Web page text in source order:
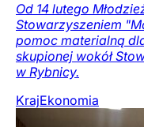
Od 14 lutego
Stowarzyszeniem
pomoc materialną
skupionej wokół
w Rybnicy.
KrajEkonomia